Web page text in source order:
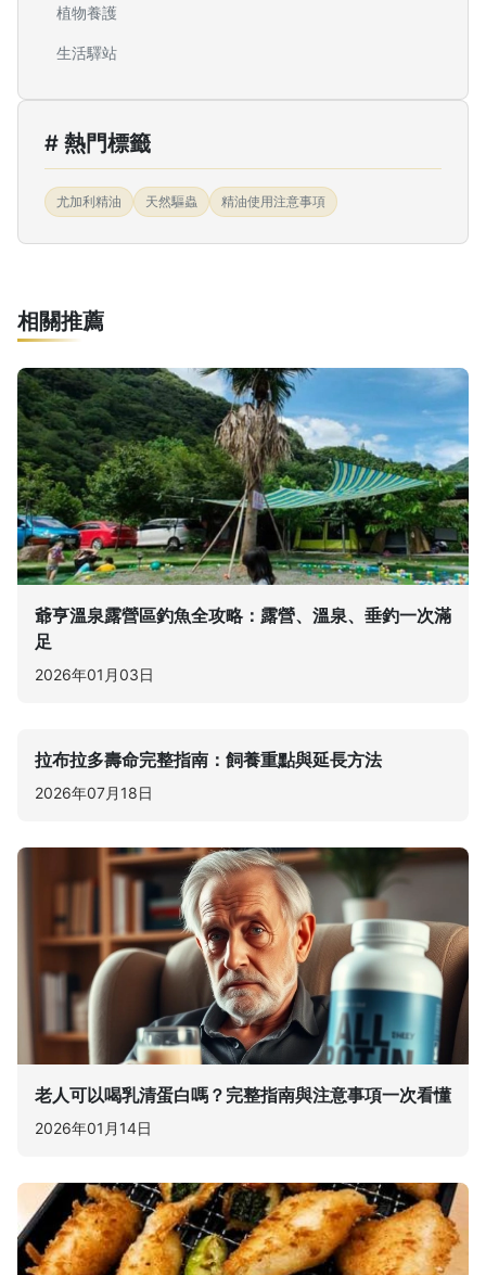
植物養護
生活驛站
# 熱門標籤
尤加利精油 天然驅蟲 精油使用注意事項
相關推薦
爺亨溫泉露營區釣魚全攻略：露營、溫泉、垂釣一次滿
足
2026年01月03日
拉布拉多壽命完整指南：飼養重點與延長方法
2026年07月18日
老人可以喝乳清蛋白嗎？完整指南與注意事項一次看懂
2026年01月14日